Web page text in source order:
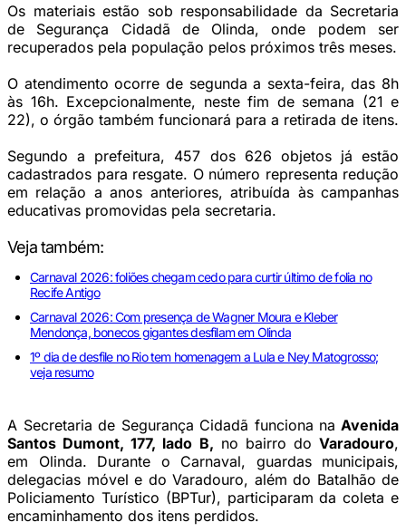
Os materiais estão sob responsabilidade da Secretaria
de Segurança Cidadã de Olinda, onde podem ser
recuperados pela população pelos próximos três meses.
O atendimento ocorre de segunda a sexta-feira, das 8h
às 16h. Excepcionalmente, neste fim de semana (21 e
22), o órgão também funcionará para a retirada de itens.
Segundo a prefeitura, 457 dos 626 objetos já estão
cadastrados para resgate. O número representa redução
em relação a anos anteriores, atribuída às campanhas
educativas promovidas pela secretaria.
Veja também:
Carnaval 2026: foliões chegam cedo para curtir último de folia no
Recife Antigo
Carnaval 2026: Com presença de Wagner Moura e Kleber
Mendonça, bonecos gigantes desfilam em Olinda
1º dia de desfile no Rio tem homenagem a Lula e Ney Matogrosso;
veja resumo
A Secretaria de Segurança Cidadã funciona na Avenida
Santos Dumont, 177, lado B, no bairro do Varadouro,
em Olinda. Durante o Carnaval, guardas municipais,
delegacias móvel e do Varadouro, além do Batalhão de
Policiamento Turístico (BPTur), participaram da coleta e
encaminhamento dos itens perdidos.